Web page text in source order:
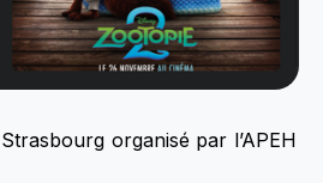
organisé par l’APEH